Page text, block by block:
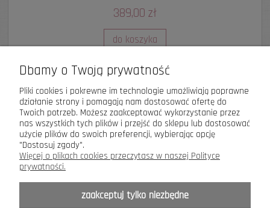
389,00 zł
do koszyka
NOWOŚĆ
Dbamy o Twoją prywatność
Pliki cookies i pokrewne im technologie umożliwiają poprawne
działanie strony i pomagają nam dostosować ofertę do
Twoich potrzeb. Możesz zaakceptować wykorzystanie przez
nas wszystkich tych plików i przejść do sklepu lub dostosować
użycie plików do swoich preferencji, wybierając opcję
"Dostosuj zgody".
Więcej o plikach cookies przeczytasz w naszej Polityce
prywatności.
zaakceptuj tylko niezbędne